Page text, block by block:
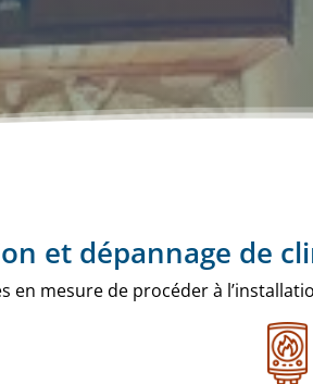
et dépannage de
en mesure de procéder à